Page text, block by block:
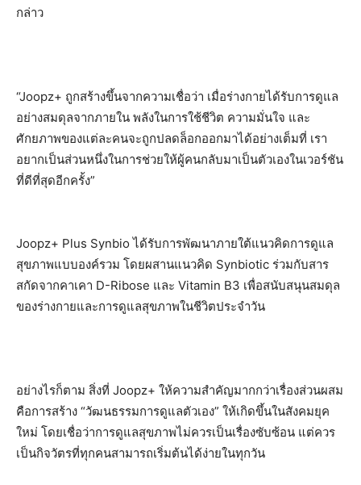
กล่าว
“Joopz+ ถูกสร้างขึ้นจากความเชื่อว่า เมื่อร่างกายได้รับการดูแล
อย่างสมดุลจากภายใน พลังในการใช้ชีวิต ความมั่นใจ และ
ศักยภาพของแต่ละคนจะถูกปลดล็อกออกมาได้อย่างเต็มที่ เรา
อยากเป็นส่วนหนึ่งในการช่วยให้ผู้คนกลับมาเป็นตัวเองในเวอร์ชัน
ที่ดีที่สุดอีกครั้ง”
Joopz+ Plus Synbio ได้รับการพัฒนาภายใต้แนวคิดการดูแล
สุขภาพแบบองค์รวม โดยผสานแนวคิด Synbiotic ร่วมกับสาร
สกัดจากคาเคา D-Ribose และ Vitamin B3 เพื่อสนับสนุนสมดุล
ของร่างกายและการดูแลสุขภาพในชีวิตประจำวัน
อย่างไรก็ตาม สิ่งที่ Joopz+ ให้ความสำคัญมากกว่าเรื่องส่วนผสม
คือการสร้าง “วัฒนธรรมการดูแลตัวเอง” ให้เกิดขึ้นในสังคมยุค
ใหม่ โดยเชื่อว่าการดูแลสุขภาพไม่ควรเป็นเรื่องซับซ้อน แต่ควร
เป็นกิจวัตรที่ทุกคนสามารถเริ่มต้นได้ง่ายในทุกวัน